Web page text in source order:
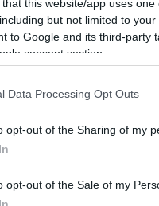
that this website/app uses
but not limited to
to Google and its third-party
consent section.
Data Processing Opt Outs
opt-out of the Sharing of my
opt-out of the Sale of my